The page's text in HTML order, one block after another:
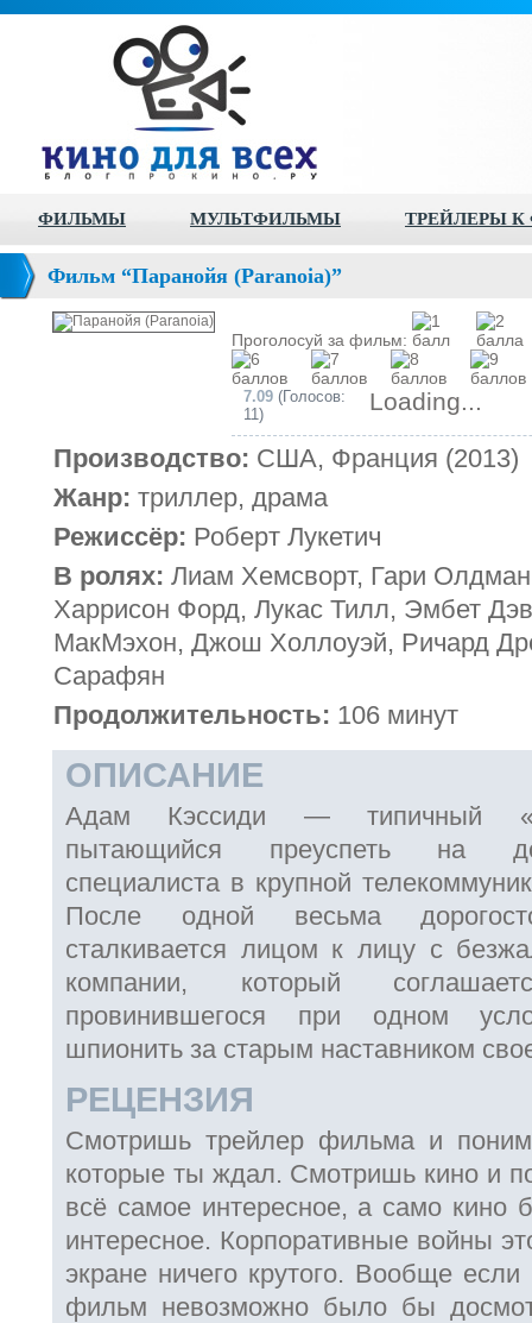
ФИЛЬМЫ МУЛЬТФИЛЬМЫ ТРЕЙЛЕРЫ
Фильм “Паранойя (Paranoia)”
Проголосуй за фильм:
7.09 (Голосов:
11)
Loading...
Производство: США, Франция (2013)
Жанр: триллер, драма
Режиссёр: Роберт Лукетич
В ролях: Лиам Хемсворт, Гари
Харрисон Форд, Лукас Тилл, Эмбет
МакМэхон, Джош Холлоуэй, Ричард
Сарафян
Продолжительность: 106 минут
ОПИСАНИЕ
Адам Кэссиди — типичный
пытающийся преуспеть на
специалиста в крупной
После одной весьма
сталкивается лицом к лицу с
компании, который
провинившегося при одном
шпионить за старым наставником
РЕЦЕНЗИЯ
Смотришь трейлер фильма и
которые ты ждал. Смотришь кино и
всё самое интересное, а само кино
интересное. Корпоративные войны
экране ничего крутого. Вообще
фильм невозможно было бы